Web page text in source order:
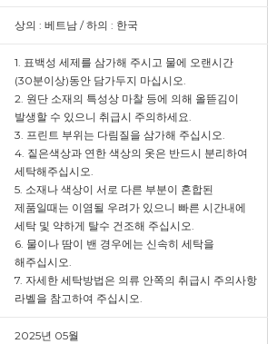
상의 : 베트남 / 하의 : 한국
1. 표백성 세제를 삼가해 주시고 물에 오랜시간
(30분이상)동안 담가두지 마십시오.
2. 원단 소재의 특성상 마찰 등에 의해 올뜯김이
발생할 수 있으니 취급시 주의하세요.
3. 프린트 부위는 다림질을 삼가해 주십시오.
4. 짙은색상과 연한 색상의 옷은 반드시 분리하여
세탁해주십시오.
5. 소재나 색상이 서로 다른 부분이 혼합된
제품일때는 이염될 우려가 있으니 빠른 시간내에
세탁 및 약하게 탈수 건조해 주십시오.
6. 물이나 땀이 밴 경우에는 신속히 세탁을
해주십시오.
7. 자세한 세탁방법은 의류 안쪽의 취급시 주의사항
라벨을 참고하여 주십시오.
2025년 05월